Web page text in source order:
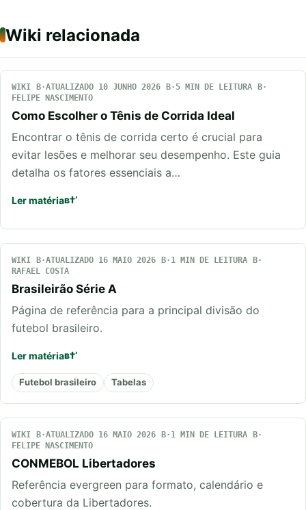
Wiki relacionada
WIKI ATUALIZADO 10 JUNHO 2026
5 MIN DE LEITURA
FELIPE NASCIMENTO
Como Escolher o Tênis de Corrida Ideal
Encontrar o tênis de corrida certo é crucial para
evitar lesões e melhorar seu desempenho. Este guia
detalha os fatores essenciais a…
Ler matéria
WIKI ATUALIZADO 16 MAIO 2026
1 MIN DE LEITURA
RAFAEL COSTA
Brasileirão Série A
Página de referência para a principal divisão do
futebol brasileiro.
Ler matéria
Futebol brasileiro Tabelas
WIKI ATUALIZADO 16 MAIO 2026
1 MIN DE LEITURA
FELIPE NASCIMENTO
CONMEBOL Libertadores
Referência evergreen para formato, calendário e
cobertura da Libertadores.